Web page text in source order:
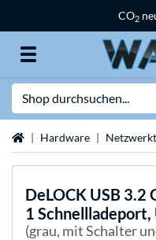
CO2
StartseiteHardware
DeLOCK USB 3.2
1 Schnellladeport,
(grau, mit Schalter